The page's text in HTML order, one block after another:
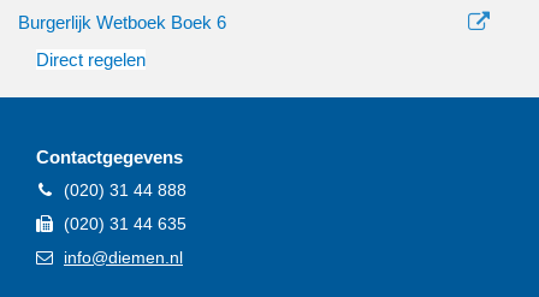
Burgerlijk Wetboek Boek 6
Direct regelen
Contactgegevens
Telefoon
(020) 31 44 888
Fax
(020) 31 44 635
E-
info@diemen.nl